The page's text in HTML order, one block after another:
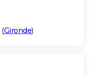
(Gironde)